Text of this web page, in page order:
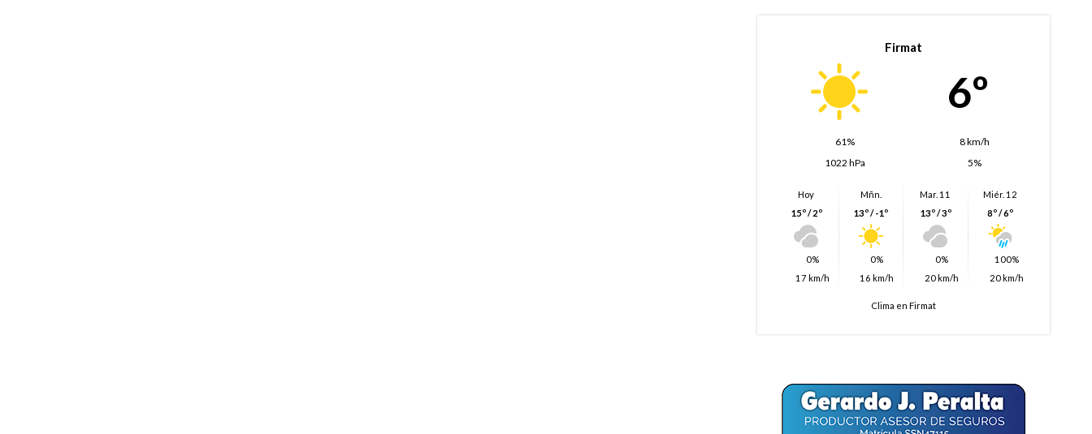
Firmat
6º
61%
8 km/h
1022 hPa
5%
Hoy
15º / 2º
0%
17 km/h
Mñn.
13º / -1º
0%
16 km/h
Mar. 11
13º / 3º
0%
20 km/h
Miér. 12
8º / 6º
100%
20 km/h
Clima en Firmat